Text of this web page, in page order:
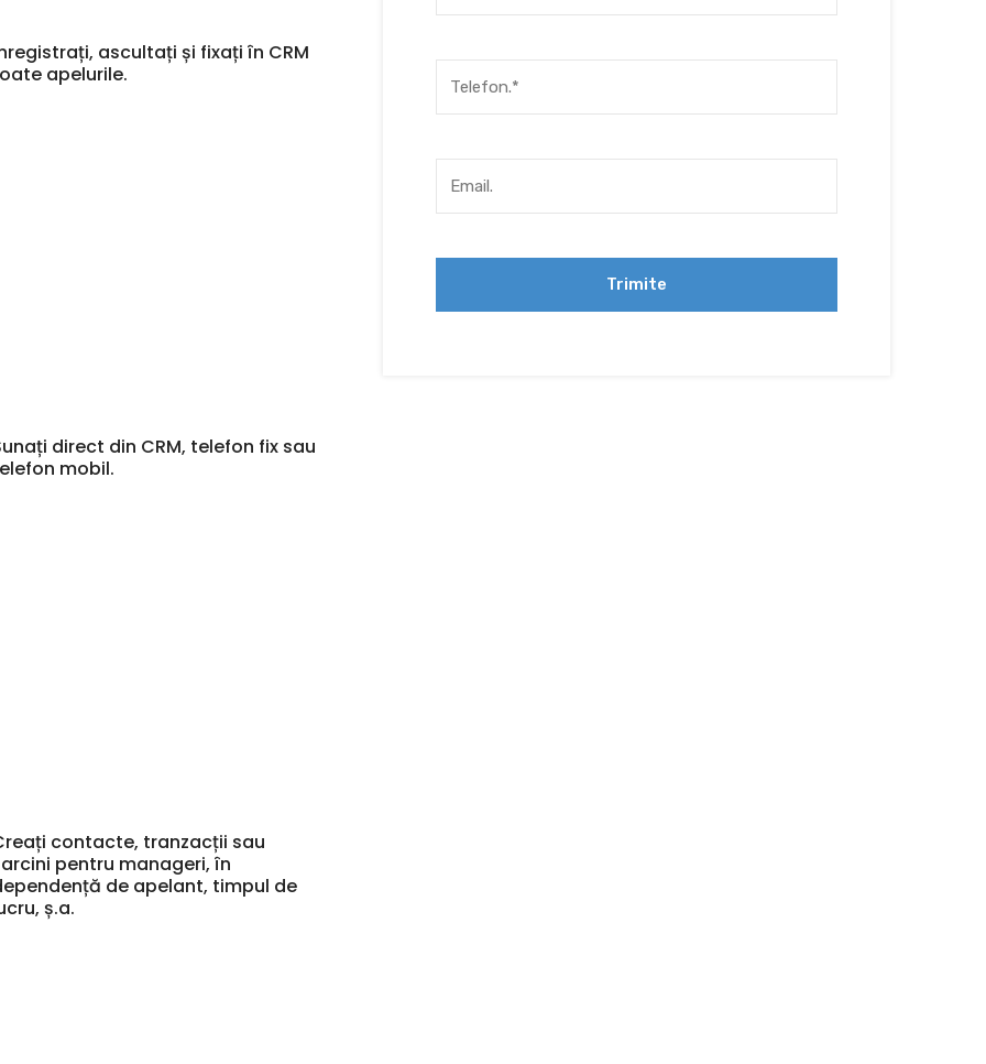
ascultați și fixați în CRM
apelurile.
direct din CRM, telefon fix sau
mobil.
contacte, tranzacții sau
pentru manageri, în
de apelant, timpul de
ș.a.